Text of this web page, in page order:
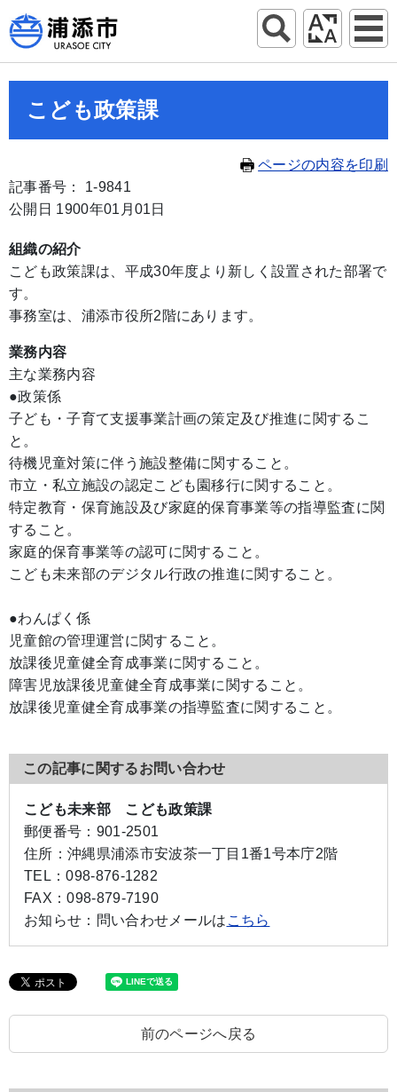
こども政策課
ページの内容を印刷
記事番号： 1-9841
公開日 1900年01月01日
組織の紹介
こども政策課は、平成30年度より新しく設置された部署で
す。
事務室は、浦添市役所2階にあります。
業務内容
主な業務内容
●政策係
子ども・子育て支援事業計画の策定及び推進に関するこ
と。
待機児童対策に伴う施設整備に関すること。
市立・私立施設の認定こども園移行に関すること。
特定教育・保育施設及び家庭的保育事業等の指導監査に関
すること。
家庭的保育事業等の認可に関すること。
こども未来部のデジタル行政の推進に関すること。
●わんぱく係
児童館の管理運営に関すること。
放課後児童健全育成事業に関すること。
障害児放課後児童健全育成事業に関すること。
放課後児童健全育成事業の指導監査に関すること。
この記事に関するお問い合わせ
こども未来部 こども政策課
郵便番号： 901-2501
住所： 沖縄県浦添市安波茶一丁目1番1号本庁2階
TEL：098-876-1282
FAX：098-879-7190
お知らせ： 問い合わせメールは こちら
前のページへ戻る